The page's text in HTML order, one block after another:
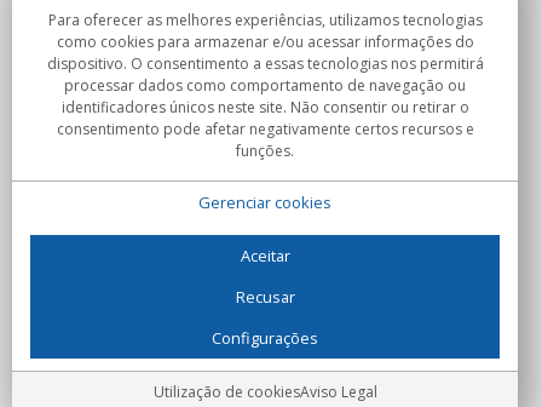
Sobre nosotros
Compromissos
Compras
C/Flassaders, 13, Nave 6, 08130 Santa Perpètua de Mogoda
(Barcelona) - Espanha
Locura Digital - Todos os direitos reservados
Para oferecer as melhores experiências, utilizamos tecnologias
como cookies para armazenar e/ou acessar informações do
dispositivo. O consentimento a essas tecnologias nos permitirá
processar dados como comportamento de navegação ou
identificadores únicos neste site. Não consentir ou retirar o
consentimento pode afetar negativamente certos recursos e
funções.
Gerenciar cookies
Aceitar
Recusar
Configurações
Utilização de cookiesAviso Legal